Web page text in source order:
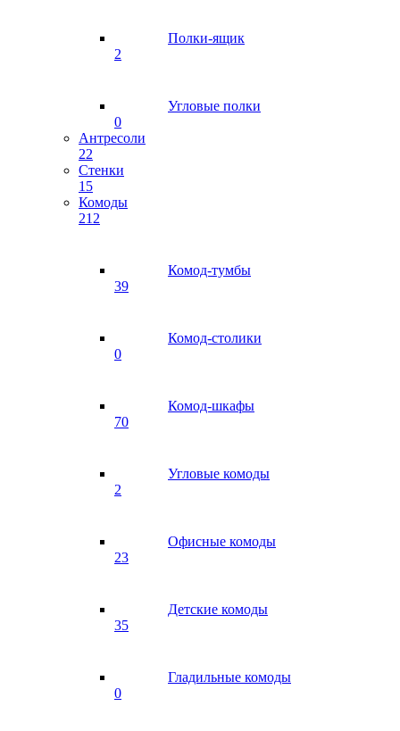
Полки-ящик
2
Угловые полки
0
Антресоли
22
Стенки
15
Комоды
212
Комод-тумбы
39
Комод-столики
0
Комод-шкафы
70
Угловые комоды
2
Офисные комоды
23
Детские комоды
35
Гладильные комоды
0